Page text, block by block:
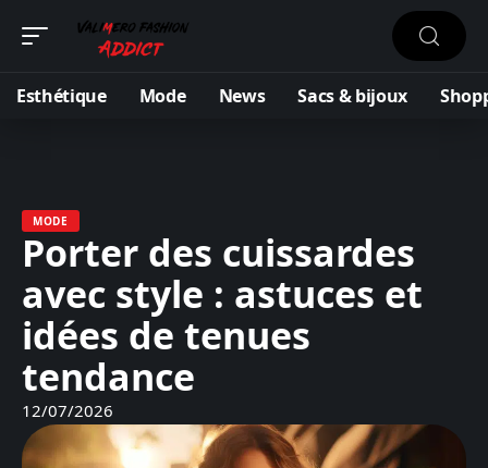
Esthétique Mode News Sacs & bijoux
MODE
Porter des cuissardes
avec style : astuces et
idées de tenues
tendance
12/07/2026